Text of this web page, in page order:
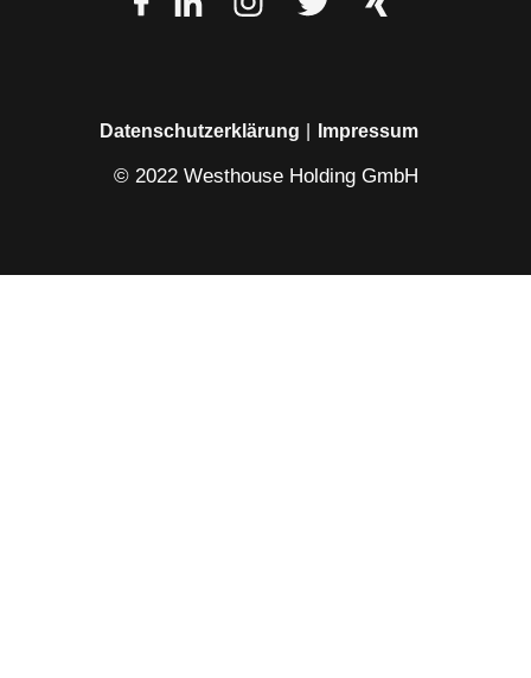
Datenschutzerklärung Impressum
© 2022 Westhouse Holding GmbH